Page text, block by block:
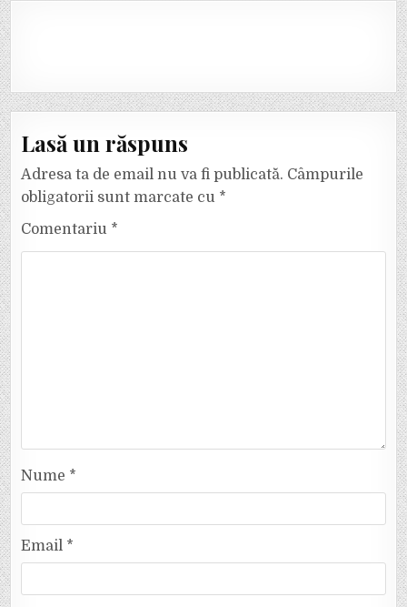
Lasă un răspuns
Adresa ta de email nu va fi publicată. Câmpurile
obligatorii sunt marcate cu *
Comentariu *
Nume *
Email *